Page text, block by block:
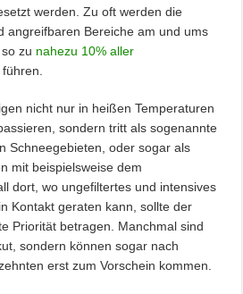
werden. Zu oft werden die
angreifbaren Bereiche am und ums
zu nahezu 10% aller
führen.
nicht nur in heißen Temperaturen
sondern tritt als sogenannte
Schneegebieten, oder sogar als
mit beispielsweise dem
dort, wo ungefiltertes und intensives
Kontakt geraten kann, sollte der
Priorität betragen. Manchmal sind
sondern können sogar nach
erst zum Vorschein kommen.